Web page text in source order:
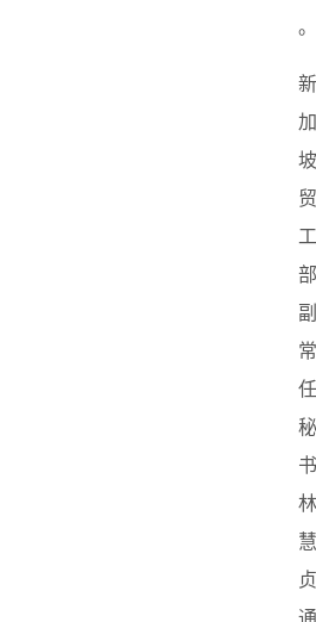
。
新
加
坡
贸
工
部
副
常
任
秘
书
林
慧
贞
通